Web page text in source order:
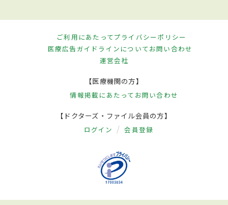
ご利用にあたってプライバシーポリシー
医療広告ガイドラインについてお問い合わせ
運営会社
【医療機関の方】
情報掲載にあたって お問い合わせ
【ドクターズ・ファイル会員の方】
ログイン 会員登録